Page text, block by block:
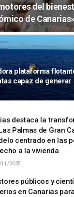
del
de
plataforma
capaz de generar
destaca la
Palmas de Gran
centrado en las
a la vivienda
11/2025
públicos y
en Canarias